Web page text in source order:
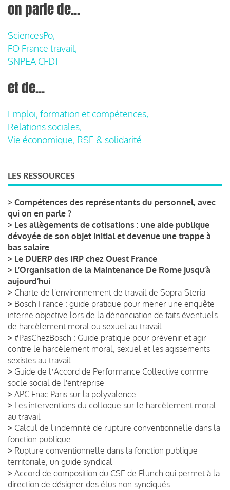
on parle de...
SciencesPo,
FO France travail,
SNPEA CFDT
et de...
Emploi, formation et compétences,
Relations sociales,
Vie économique, RSE & solidarité
LES RESSOURCES
> Compétences des représentants du personnel, avec
qui on en parle ?
> Les allègements de cotisations : une aide publique
dévoyée de son objet initial et devenue une trappe à
bas salaire
> Le DUERP des IRP chez Ouest France
> L’Organisation de la Maintenance De Rome jusqu’à
aujourd’hui
> Charte de l'environnement de travail de Sopra-Steria
> Bosch France : guide pratique pour mener une enquête
interne objective lors de la dénonciation de faits éventuels
de harcèlement moral ou sexuel au travail
> #PasChezBosch : Guide pratique pour prévenir et agir
contre le harcèlement moral, sexuel et les agissements
sexistes au travail
> Guide de lʼAccord de Performance Collective comme
socle social de l'entreprise
> APC Fnac Paris sur la polyvalence
> Les interventions du colloque sur le harcèlement moral
au travail
> Calcul de l'indemnité de rupture conventionnelle dans la
fonction publique
> Rupture conventionnelle dans la fonction publique
territoriale, un guide syndical
> Accord de composition du CSE de Flunch qui permet à la
direction de désigner des élus non syndiqués